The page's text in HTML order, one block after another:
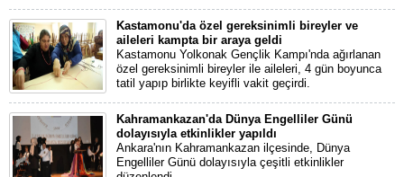
Kastamonu'da özel gereksinimli bireyler ve
aileleri kampta bir araya geldi
Kastamonu Yolkonak Gençlik Kampı'nda ağırlanan
özel gereksinimli bireyler ile aileleri, 4 gün boyunca
tatil yapıp birlikte keyifli vakit geçirdi.
Kahramankazan'da Dünya Engelliler Günü
dolayısıyla etkinlikler yapıldı
Ankara'nın Kahramankazan ilçesinde, Dünya
Engelliler Günü dolayısıyla çeşitli etkinlikler